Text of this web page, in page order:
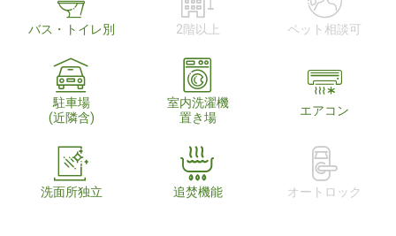
バス・トイレ別 2階以上 ペット相談可
駐車場
(近隣含)
室内洗濯機
置き場
エアコン
洗面所独立 追焚機能 オートロック